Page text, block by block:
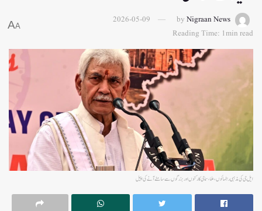
by Nigraan News
2026-05-09
Reading Time: 1min read
A
A
ایل جی کی مذہبی رہنمائوں، علما، سماجی کارکنوں اور بزرگوں سے سامنے آنے کی اپیل